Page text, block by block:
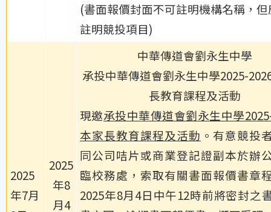
(書面報價封面不可註明機構名稱，
註明競投項目)
2025
年7月
2025
年8
月4
中華傳道會劉永生中學
承投中華傳道會劉永生中學2025-
長教育課程及活動
現邀承投中華傳道會劉永生中學
本家長教育課程及活動 。有意競投
同公司咭片或商業登記證副本於辦
臨校務處，索取有關書面報價書章
2025年8月4日中午12時前將密封之